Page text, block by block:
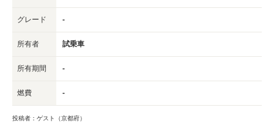
グレード -
所有者 試乗車
所有期間 -
燃費 -
投稿者：ゲスト（京都府）